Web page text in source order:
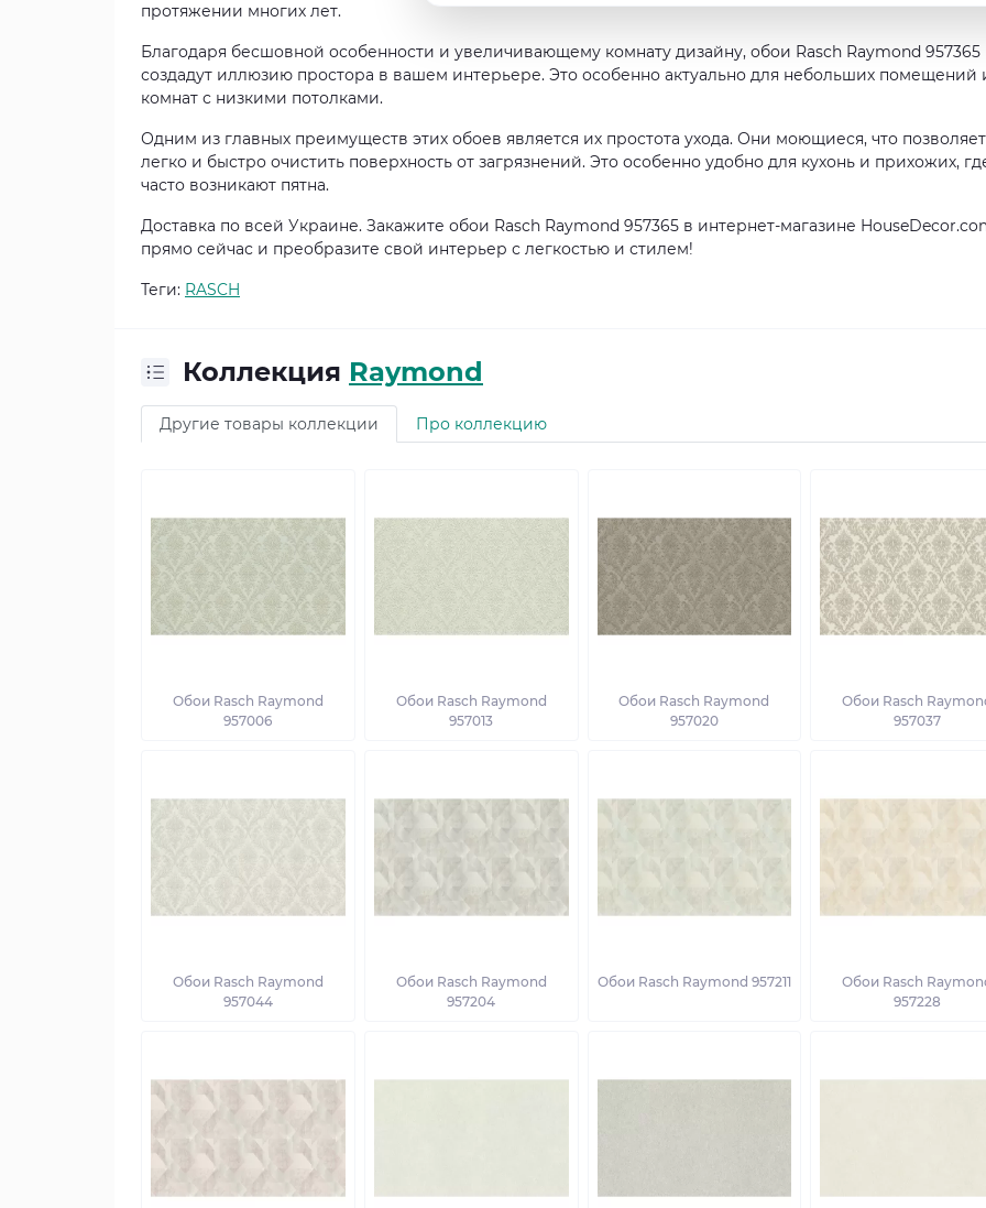
протяжении многих лет.
Благодаря бесшовной особенности и увеличивающему комнату дизайну, обои Rasch Raymond 957365
создадут иллюзию простора в вашем интерьере. Это особенно актуально для небольших помещений
комнат с низкими потолками.
Одним из главных преимуществ этих обоев является их простота ухода. Они моющиеся, что позволяет
легко и быстро очистить поверхность от загрязнений. Это особенно удобно для кухонь и прихожих,
часто возникают пятна.
Доставка по всей Украине. Закажите обои Rasch Raymond 957365 в интернет-магазине
прямо сейчас и преобразите свой интерьер с легкостью и стилем!
Теги: RASCH
Коллекция Raymond
Другие товары коллекции Про коллекцию
Обои Rasch Raymond
957006
Обои Rasch Raymond
957013
Обои Rasch Raymond
957020
Обои Rasch
957037
Обои Rasch Raymond
957044
Обои Rasch Raymond
957204
Обои Rasch Raymond 957211
Обои Rasch
957228